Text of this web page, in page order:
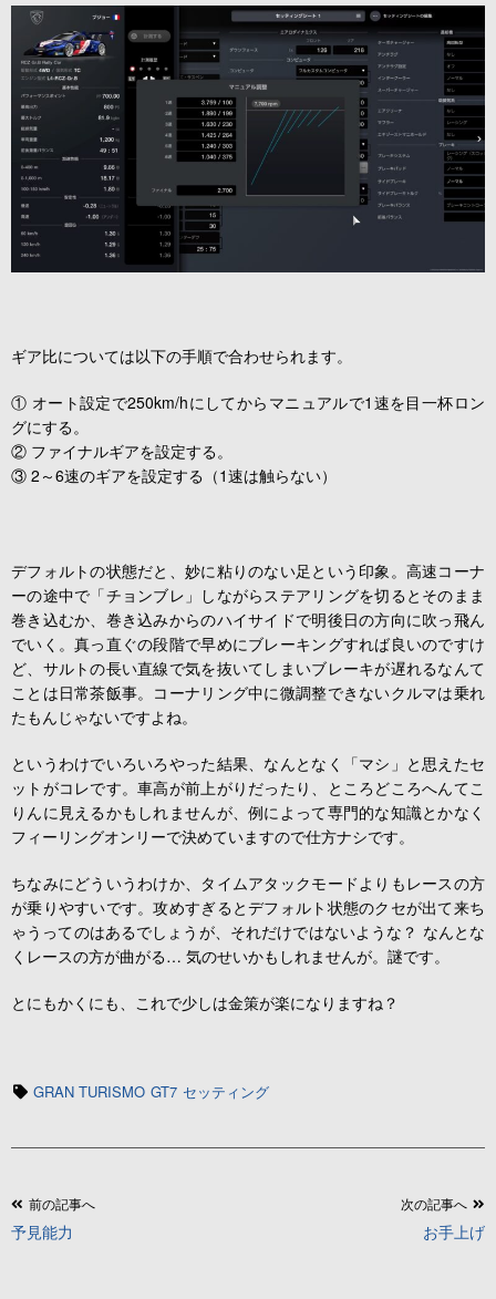
ギア比については以下の手順で合わせられます。
① オート設定で250km/hにしてからマニュアルで1速を目一杯ロン
グにする。
② ファイナルギアを設定する。
③ 2～6速のギアを設定する（1速は触らない）
デフォルトの状態だと、妙に粘りのない足という印象。高速コーナ
ーの途中で「チョンブレ」しながらステアリングを切るとそのまま
巻き込むか、巻き込みからのハイサイドで明後日の方向に吹っ飛ん
でいく。真っ直ぐの段階で早めにブレーキングすれば良いのですけ
ど、サルトの長い直線で気を抜いてしまいブレーキが遅れるなんて
ことは日常茶飯事。コーナリング中に微調整できないクルマは乗れ
たもんじゃないですよね。
というわけでいろいろやった結果、なんとなく「マシ」と思えたセ
ットがコレです。車高が前上がりだったり、ところどころへんてこ
りんに見えるかもしれませんが、例によって専門的な知識とかなく
フィーリングオンリーで決めていますので仕方ナシです。
ちなみにどういうわけか、タイムアタックモードよりもレースの方
が乗りやすいです。攻めすぎるとデフォルト状態のクセが出て来ち
ゃうってのはあるでしょうが、それだけではないような？ なんとな
くレースの方が曲がる… 気のせいかもしれませんが。謎です。
とにもかくにも、これで少しは金策が楽になりますね？
タ GRAN TURISMO GT7 セッティング
投
稿
前の記事へ
予見能力
次の記事へ
お手上げ